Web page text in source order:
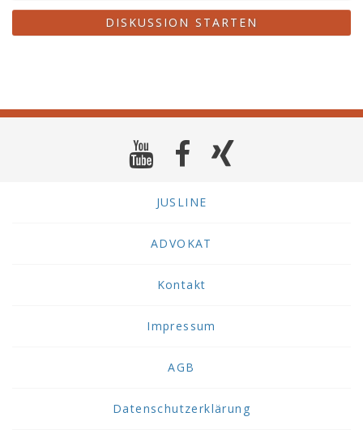
DISKUSSION STARTEN
JUSLINE
ADVOKAT
Kontakt
Impressum
AGB
Datenschutzerklärung